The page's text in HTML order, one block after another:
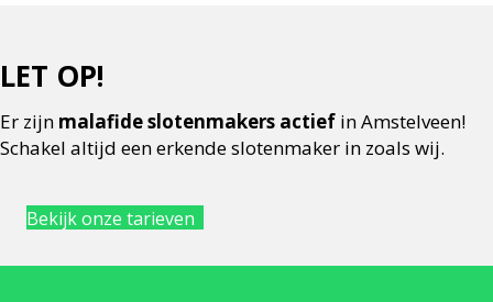
LET OP!
Er zijn malafide slotenmakers actief in Amstelveen!
Schakel altijd een erkende slotenmaker in zoals wij.
Bekijk onze tarieven